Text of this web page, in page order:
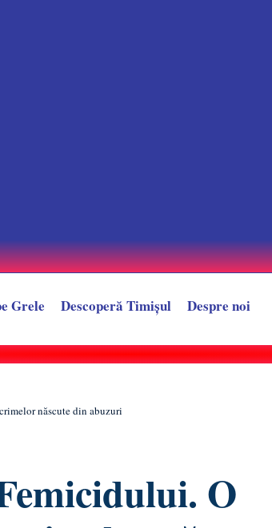
Grele Descoperă Timișul Despre noi
de flăcări. VIDEO
născute din abuzuri
O